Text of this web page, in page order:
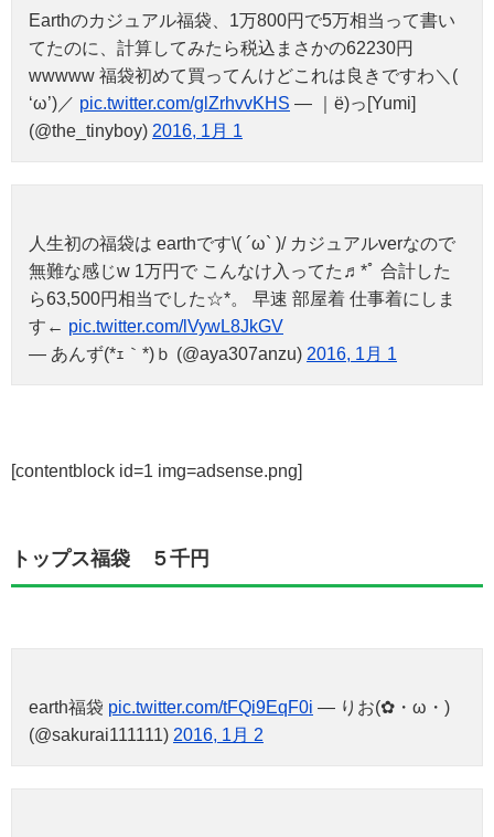
Earthのカジュアル福袋、1万800円で5万相当って書い
てたのに、計算してみたら税込まさかの62230円
wwwww 福袋初めて買ってんけどこれは良きですわ＼(
‘ω’)／ pic.twitter.com/glZrhvvKHS — ｜ё)っ[Yumi]
(@the_tinyboy) 2016, 1月 1
人生初の福袋は earthです\( ´ω` )/ カジュアルverなので
無難な感じw 1万円で こんなけ入ってた♬*ﾟ 合計した
ら63,500円相当でした☆*。 早速 部屋着 仕事着にしま
す← pic.twitter.com/lVywL8JkGV
— あんず(*ｪ｀*)ｂ (@aya307anzu) 2016, 1月 1
[contentblock id=1 img=adsense.png]
トップス福袋 ５千円
earth福袋 pic.twitter.com/tFQi9EqF0i — りお(✿・ω・)
(@sakurai111111) 2016, 1月 2